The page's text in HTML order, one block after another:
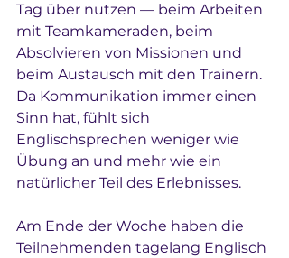
Tag über nutzen — beim Arbeiten
mit Teamkameraden, beim
Absolvieren von Missionen und
beim Austausch mit den Trainern.
Da Kommunikation immer einen
Sinn hat, fühlt sich
Englischsprechen weniger wie
Übung an und mehr wie ein
natürlicher Teil des Erlebnisses.
Am Ende der Woche haben die
Teilnehmenden tagelang Englisch